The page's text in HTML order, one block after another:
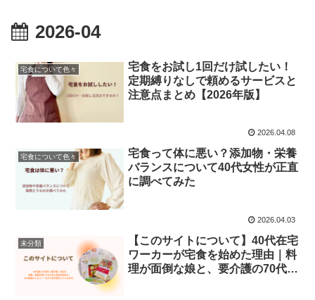
2026-04
宅食について色々
宅食をお試し1回だけ試したい！
定期縛りなしで頼めるサービスと
注意点まとめ【2026年版】
2026.04.08
宅食について色々
宅食って体に悪い？添加物・栄養
バランスについて40代女性が正直
に調べてみた
2026.04.03
未分類
【このサイトについて】40代在宅
ワーカーが宅食を始めた理由｜料
理が面倒な娘と、要介護の70代の